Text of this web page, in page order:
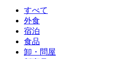
すべて
外食
宿泊
食品
卸・問屋